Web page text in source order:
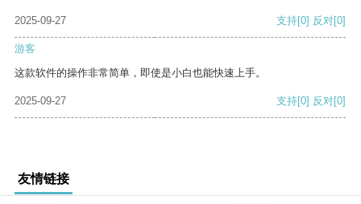
2025-09-27 支持[0] 反对[0]
游客
这款软件的操作非常简单，即使是小白也能快速上手。
2025-09-27 支持[0] 反对[0]
友情链接